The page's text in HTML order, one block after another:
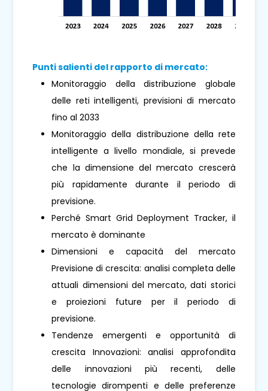
Punti salienti del rapporto di mercato:
Monitoraggio della distribuzione globale
delle reti intelligenti, previsioni di mercato
fino al 2033
Monitoraggio della distribuzione della rete
intelligente a livello mondiale, si prevede
che la dimensione del mercato crescerà
più rapidamente durante il periodo di
previsione.
Perché Smart Grid Deployment Tracker, il
mercato è dominante
Dimensioni e capacità del mercato
Previsione di crescita: analisi completa delle
attuali dimensioni del mercato, dati storici
e proiezioni future per il periodo di
previsione.
Tendenze emergenti e opportunità di
crescita Innovazioni: analisi approfondita
delle innovazioni più recenti, delle
tecnologie dirompenti e delle preferenze